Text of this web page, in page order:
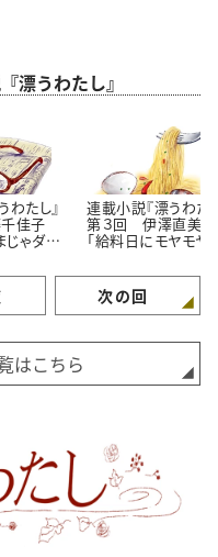
漂うわたし』
わたし』
佳子
じゃダ
連載小説『漂うわた
第３回 伊澤直美（
「給料日にモヤモヤ
次の回
はこちら